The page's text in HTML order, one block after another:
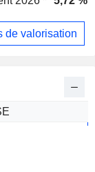
de valorisation